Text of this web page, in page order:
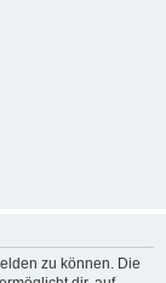
zu können. Die